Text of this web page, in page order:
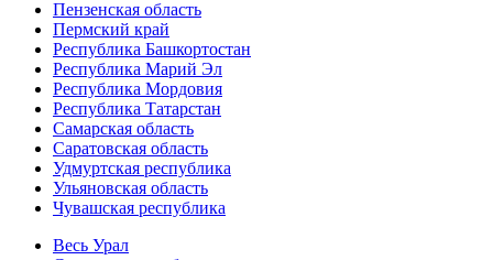
Пензенская область
Пермский край
Республика Башкортостан
Республика Марий Эл
Республика Мордовия
Республика Татарстан
Самарская область
Саратовская область
Удмуртская республика
Ульяновская область
Чувашская республика
Весь Урал